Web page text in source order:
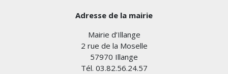
Adresse de la mairie
Mairie d’Illange
2 rue de la Moselle
57970 Illange
Tél. 03.82.56.24.57